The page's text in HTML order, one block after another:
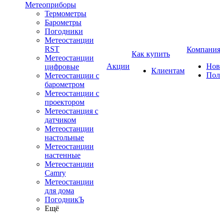
Метеоприборы
Термометры
Барометры
Погодники
Метеостанции
RST
Метеостанции
цифровые
Метеостанции с
барометром
Метеостанции с
проектором
Метеостанция с
датчиком
Метеостанции
настольные
Метеостанции
настенные
Метеостанции
Camry
Метеостанции
для дома
ПогодникЪ
Ещё
Акции
Как купить
Клиентам
Компания